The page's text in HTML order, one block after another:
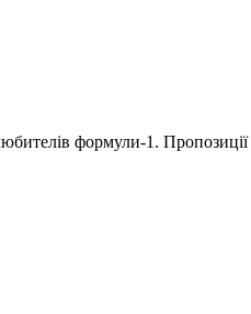
формули-1.